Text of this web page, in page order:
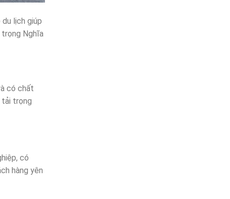
lịch giúp
trọng Nghĩa
có chất
tải trọng
có
hàng yên